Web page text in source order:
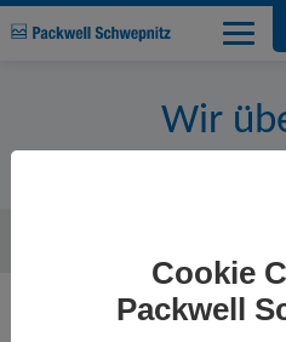
Cookie
Packwell
Wir